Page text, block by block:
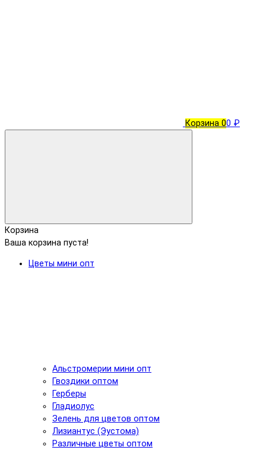
Корзина 00 ₽
Корзина
Ваша корзина пуста!
Цветы мини опт
Альстромерии мини опт
Гвоздики оптом
Герберы
Гладиолус
Зелень для цветов оптом
Лизиантус (Эустома)
Различные цветы оптом